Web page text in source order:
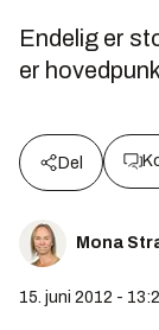
Endelig er
er
Del
Mona
15. juni 2012 -